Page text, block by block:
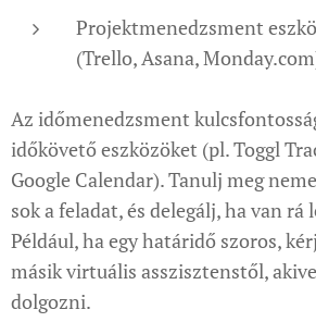
Projektmenedzsment
(Trello, Asana,
Az időmenedzsment
időkövető eszközöket (pl. Toggl
Google Calendar). Tanulj meg
sok a feladat, és delegálj, ha van rá
Például, ha egy határidő szoros,
másik virtuális asszisztenstől,
dolgozni.